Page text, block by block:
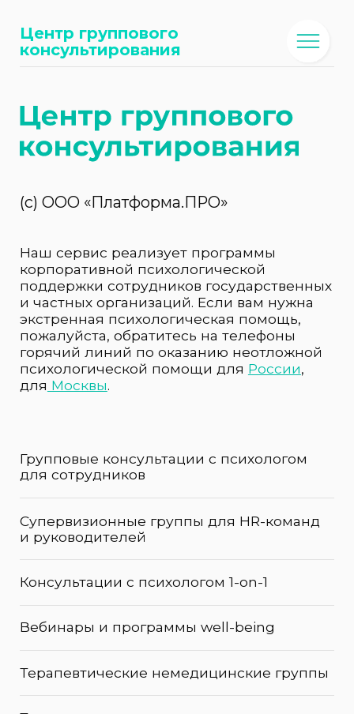
Центр группового
консультирования
Наш сервис реализует программы
экстренная психологическая помощь,
пожалуйста, обратитесь на телефоны
горячий линий по оказанию неотложной
психологической помощи дляРоссии ,
для Москвы.
(с) ООО «Платформа.ПРО»
О нас
Тренинги
Групповые консультации с психологом
для сотрудников
Консультации с психологом 1-on-1
Терапевтические немедицинские группы